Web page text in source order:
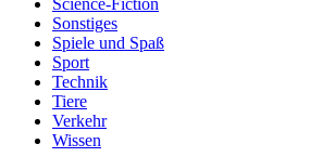
Sonstiges
Spiele und Spaß
Sport
Technik
Tiere
Verkehr
Wissen